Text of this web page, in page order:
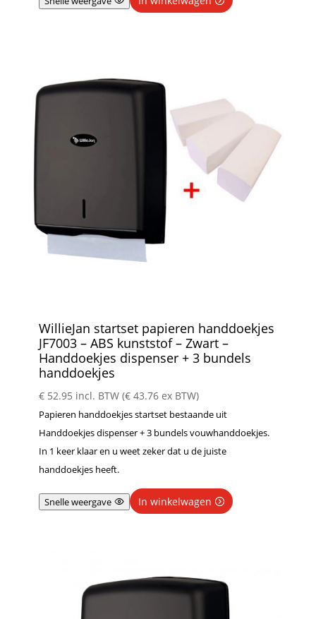
WillieJan startset papieren handdoekjes
JF7003 – ABS kunststof – Zwart –
Handdoekjes dispenser + 3 bundels
handdoekjes
€52.95 incl. BTW (€43.76ex BTW)
Papieren handdoekjes startset bestaande uit
Handdoekjes dispenser + 3 bundels vouwhanddoekjes.
In 1 keer klaar en u weet zeker dat u de juiste
handdoekjes heeft.
Snelle weergave In winkelwagen